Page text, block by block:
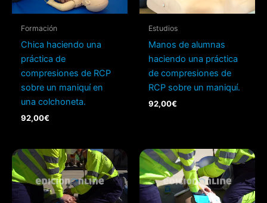
Formación
Chica haciendo una
práctica de
compresiones de RCP
sobre un maniquí en
una colchoneta.
92,00€
Estudios
Manos de alumnas
haciendo una práctica
de compresiones de
RCP sobre un maniquí.
92,00€